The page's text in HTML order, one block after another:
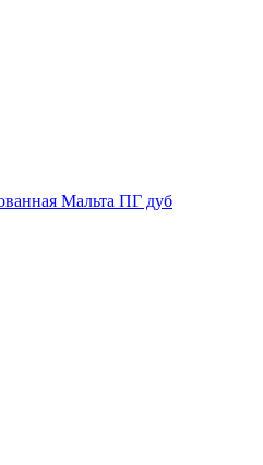
Мальта ПГ дуб